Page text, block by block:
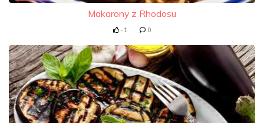
Makarony z Rhodosu
-1 0